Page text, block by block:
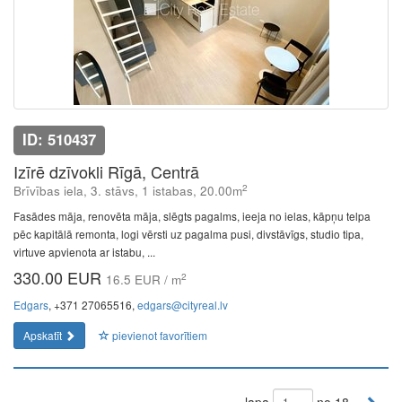
ID: 510437
Izīrē dzīvokli Rīgā, Centrā
Brīvības iela, 3. stāvs, 1 istabas, 20.00m2
Fasādes māja, renovēta māja, slēgts pagalms, ieeja no ielas, kāpņu telpa
pēc kapitālā remonta, logi vērsti uz pagalma pusi, divstāvīgs, studio tipa,
virtuve apvienota ar istabu, ...
330.00 EUR 16.5 EUR / m2
Edgars, +371 27065516, edgars@cityreal.lv
Apskatīt
pievienot favorītiem